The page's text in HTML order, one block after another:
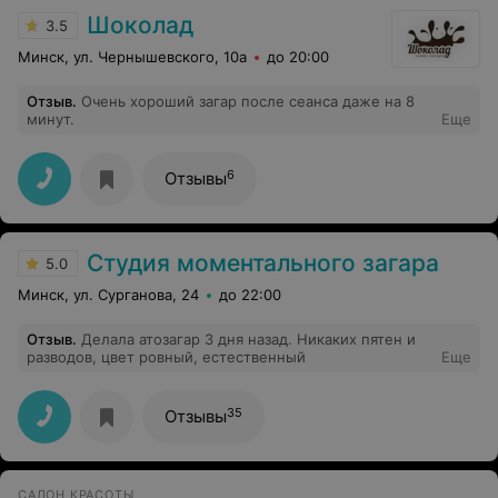
детальнейшим образом обследовал мой зуб, все
масимально аккуратно и безболезненно для меня. Он
сразу нашел причину сенситивности, нанес мне на
проблемное место специальный препарат и моя
Я была в таком шоке, что рот у меня пару минут
вообще не закрывался от удивления. Я очень
меня от космических затрат. Видно, что, он не только
огромный профессионал, но и работает от души, а не
всех под одну гребенку
3.5 Шоколад
Минск, ул. Чернышевского, 10а до 20:00
Отзыв. Очень хороший загар после сеанса даже на 8
минут.
Еще
Отзывы6
5.0 Студия моментального загара
Минск, ул. Сурганова, 24 до 22:00
Отзыв. Делала атозагар 3 дня назад. Никаких пятен и
разводов, цвет ровный, естественный
Еще
Отзывы35
САЛОН КРАСОТЫ